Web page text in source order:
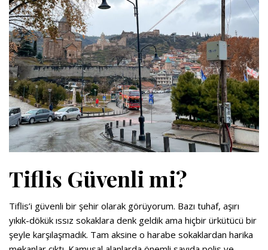
Tiflis Güvenli mi?
Tiflis’i güvenli bir şehir olarak görüyorum. Bazı tuhaf, aşırı
yıkık-dökük ıssız sokaklara denk geldik ama hiçbir ürkütücü bir
şeyle karşılaşmadık. Tam aksine o harabe sokaklardan harika